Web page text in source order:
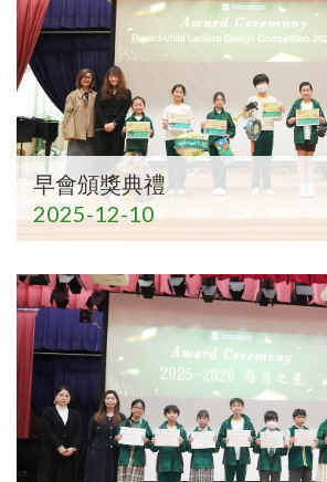
早會頒獎典禮
2025-12-10